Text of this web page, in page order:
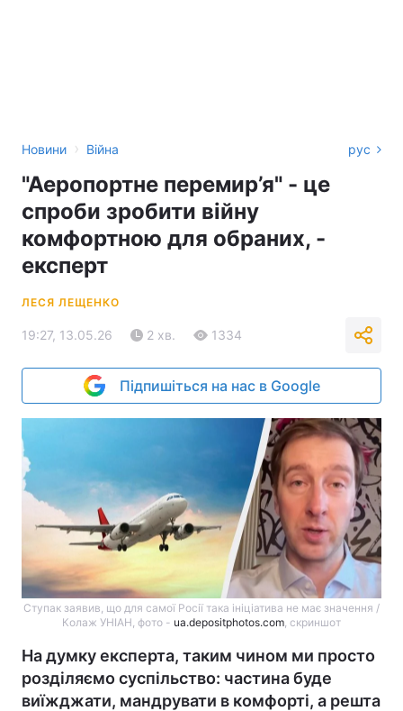
Новини › Війна рус
"Аеропортне перемир’я" - це
спроби зробити війну
комфортною для обраних, -
експерт
ЛЕСЯ ЛЕЩЕНКО
19:27, 13.05.26 2 хв. 1334
Підпишіться на нас в Google
Ступак заявив, що для самої Росії така ініціатива не має значення /
Колаж УНІАН, фото - ua.depositphotos.com, скриншот
На думку експерта, таким чином ми просто
розділяємо суспільство: частина буде
виїжджати, мандрувати в комфорті, а решта